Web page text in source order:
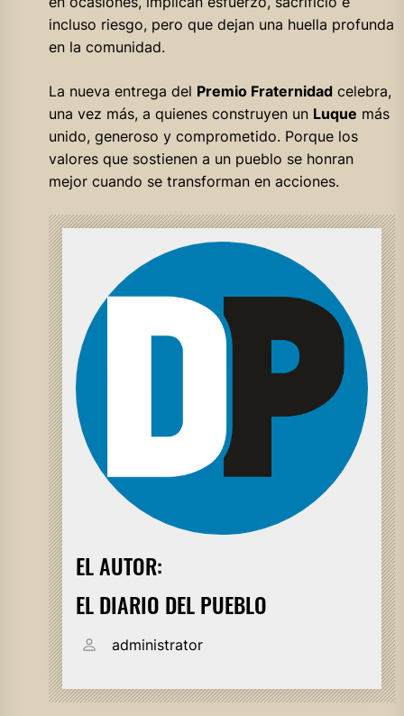
incluso riesgo, pero que dejan una huella profunda
en la comunidad.
La nueva entrega del Premio Fraternidadcelebra,
una vez más, a quienes construyen un Luque más
unido, generoso y comprometido. Porque los
valores que sostienen a un pueblo se honran
mejor cuando se transforman en acciones.
EL AUTOR:
EL DIARIO DEL PUEBLO
administrator